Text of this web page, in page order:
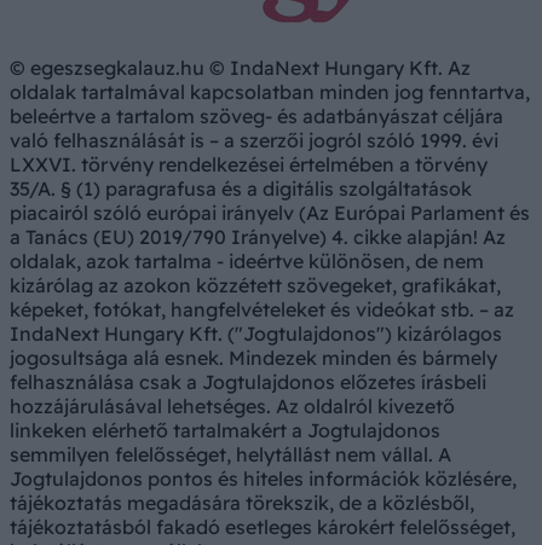
© egeszsegkalauz.hu © IndaNext Hungary Kft. Az
oldalak tartalmával kapcsolatban minden jog fenntartva,
beleértve a tartalom szöveg- és adatbányászat céljára
való felhasználását is – a szerzői jogról szóló 1999. évi
LXXVI. törvény rendelkezései értelmében a törvény
35/A. § (1) paragrafusa és a digitális szolgáltatások
piacairól szóló európai irányelv (Az Európai Parlament és
a Tanács (EU) 2019/790 Irányelve) 4. cikke alapján! Az
oldalak, azok tartalma - ideértve különösen, de nem
kizárólag az azokon közzétett szövegeket, grafikákat,
képeket, fotókat, hangfelvételeket és videókat stb. – az
IndaNext Hungary Kft. ("Jogtulajdonos") kizárólagos
jogosultsága alá esnek. Mindezek minden és bármely
felhasználása csak a Jogtulajdonos előzetes írásbeli
hozzájárulásával lehetséges. Az oldalról kivezető
linkeken elérhető tartalmakért a Jogtulajdonos
semmilyen felelősséget, helytállást nem vállal. A
Jogtulajdonos pontos és hiteles információk közlésére,
tájékoztatás megadására törekszik, de a közlésből,
tájékoztatásból fakadó esetleges károkért felelősséget,